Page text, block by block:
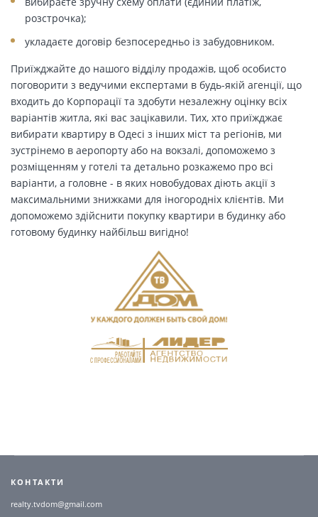
розстрочка);
укладаєте договір безпосередньо із забудовником.
Приїжджайте до нашого відділу продажів, щоб особисто
поговорити з ведучими експертами в будь-якій агенції, що
входить до Корпорації та здобути незалежну оцінку всіх
варіантів житла, які вас зацікавили. Тих, хто приїжджає
вибирати квартиру в Одесі з інших міст та регіонів, ми
зустрінемо в аеропорту або на вокзалі, допоможемо з
розміщенням у готелі та детально розкажемо про всі
варіанти, а головне - в яких новобудовах діють акції з
максимальними знижками для іногородніх клієнтів. Ми
допоможемо здійснити покупку квартири в будинку або
готовому будинку найбільш вигідно!
КОНТАКТИ
realty.tvdom@gmail.com